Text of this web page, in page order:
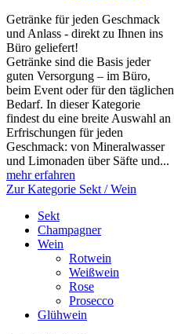
Getränke für jeden Geschmack
und Anlass - direkt zu Ihnen ins
Büro geliefert!
Getränke sind die Basis jeder
guten Versorgung – im Büro,
beim Event oder für den täglichen
Bedarf. In dieser Kategorie
findest du eine breite Auswahl an
Erfrischungen für jeden
Geschmack: von Mineralwasser
und Limonaden über Säfte und...
mehr erfahren
Zur Kategorie Sekt / Wein
Sekt
Champagner
Wein
Rotwein
Weißwein
Rose
Prosecco
Glühwein